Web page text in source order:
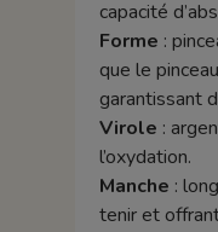
capacité
Forme :
que le
garantissant
Virole :
l’oxydation.
Manche :
tenir et